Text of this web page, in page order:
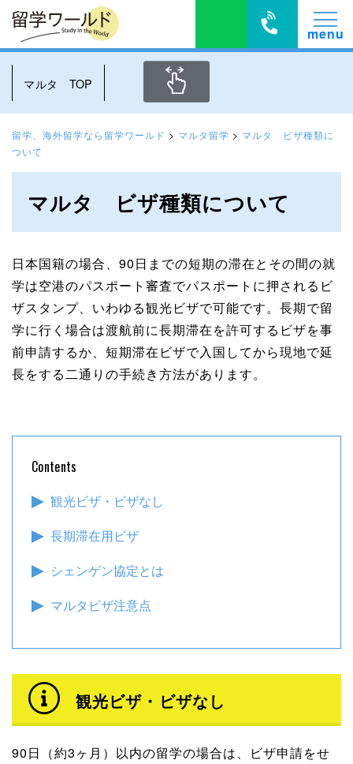
マルタ TOP
留学、海外留学なら留学ワールド > マルタ留学 > マルタ ビザ種類に
ついて
マルタ ビザ種類について
日本国籍の場合、90日までの短期の滞在とその間の就
学は空港のパスポート審査でパスポートに押されるビ
ザスタンプ、いわゆる観光ビザで可能です。長期で留
学に行く場合は渡航前に長期滞在を許可するビザを事
前申請するか、短期滞在ビザで入国してから現地で延
長をする二通りの手続き方法があります。
Contents
観光ビザ・ビザなし
長期滞在用ビザ
シェンゲン協定とは
マルタビザ注意点
観光ビザ・ビザなし
90日（約3ヶ月）以内の留学の場合は、ビザ申請をせ